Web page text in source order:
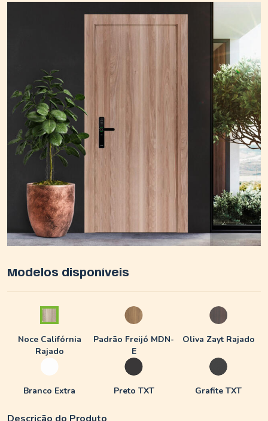
Modelos disponíveis
Noce Califórnia
Rajado
Padrão Freijó MDN-
E
Oliva Zayt Rajado
Branco Extra Preto TXT Grafite TXT